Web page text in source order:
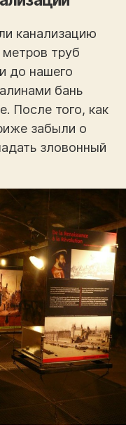
канализацию
труб
до нашего
бань
После того, как
забыли о
зловонный